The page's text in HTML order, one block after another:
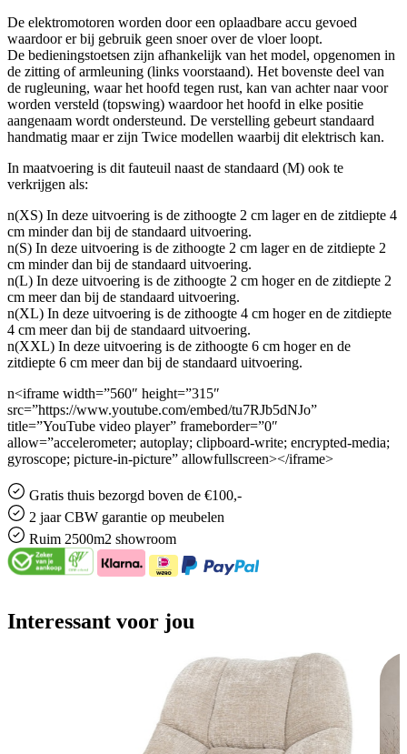
De elektromotoren worden door een oplaadbare accu gevoed
waardoor er bij gebruik geen snoer over de vloer loopt.
De bedieningstoetsen zijn afhankelijk van het model, opgenomen in
de zitting of armleuning (links voorstaand). Het bovenste deel van
de rugleuning, waar het hoofd tegen rust, kan van achter naar voor
worden versteld (topswing) waardoor het hoofd in elke positie
aangenaam wordt ondersteund. De verstelling gebeurt standaard
handmatig maar er zijn Twice modellen waarbij dit elektrisch kan.
In maatvoering is dit fauteuil naast de standaard (M) ook te
verkrijgen als:
n(XS) In deze uitvoering is de zithoogte 2 cm lager en de zitdiepte 4
cm minder dan bij de standaard uitvoering.
n(S) In deze uitvoering is de zithoogte 2 cm lager en de zitdiepte 2
cm minder dan bij de standaard uitvoering.
n(L) In deze uitvoering is de zithoogte 2 cm hoger en de zitdiepte 2
cm meer dan bij de standaard uitvoering.
n(XL) In deze uitvoering is de zithoogte 4 cm hoger en de zitdiepte
4 cm meer dan bij de standaard uitvoering.
n(XXL) In deze uitvoering is de zithoogte 6 cm hoger en de
zitdiepte 6 cm meer dan bij de standaard uitvoering.
n<iframe width=”560″ height=”315″
src=”https://www.youtube.com/embed/tu7RJb5dNJo”
title=”YouTube video player” frameborder=”0″
allow=”accelerometer; autoplay; clipboard-write; encrypted-media;
gyroscope; picture-in-picture” allowfullscreen></iframe>
Gratis thuis bezorgd boven de €100,-
2 jaar CBW garantie op meubelen
Ruim 2500m2 showroom
Interessant voor jou